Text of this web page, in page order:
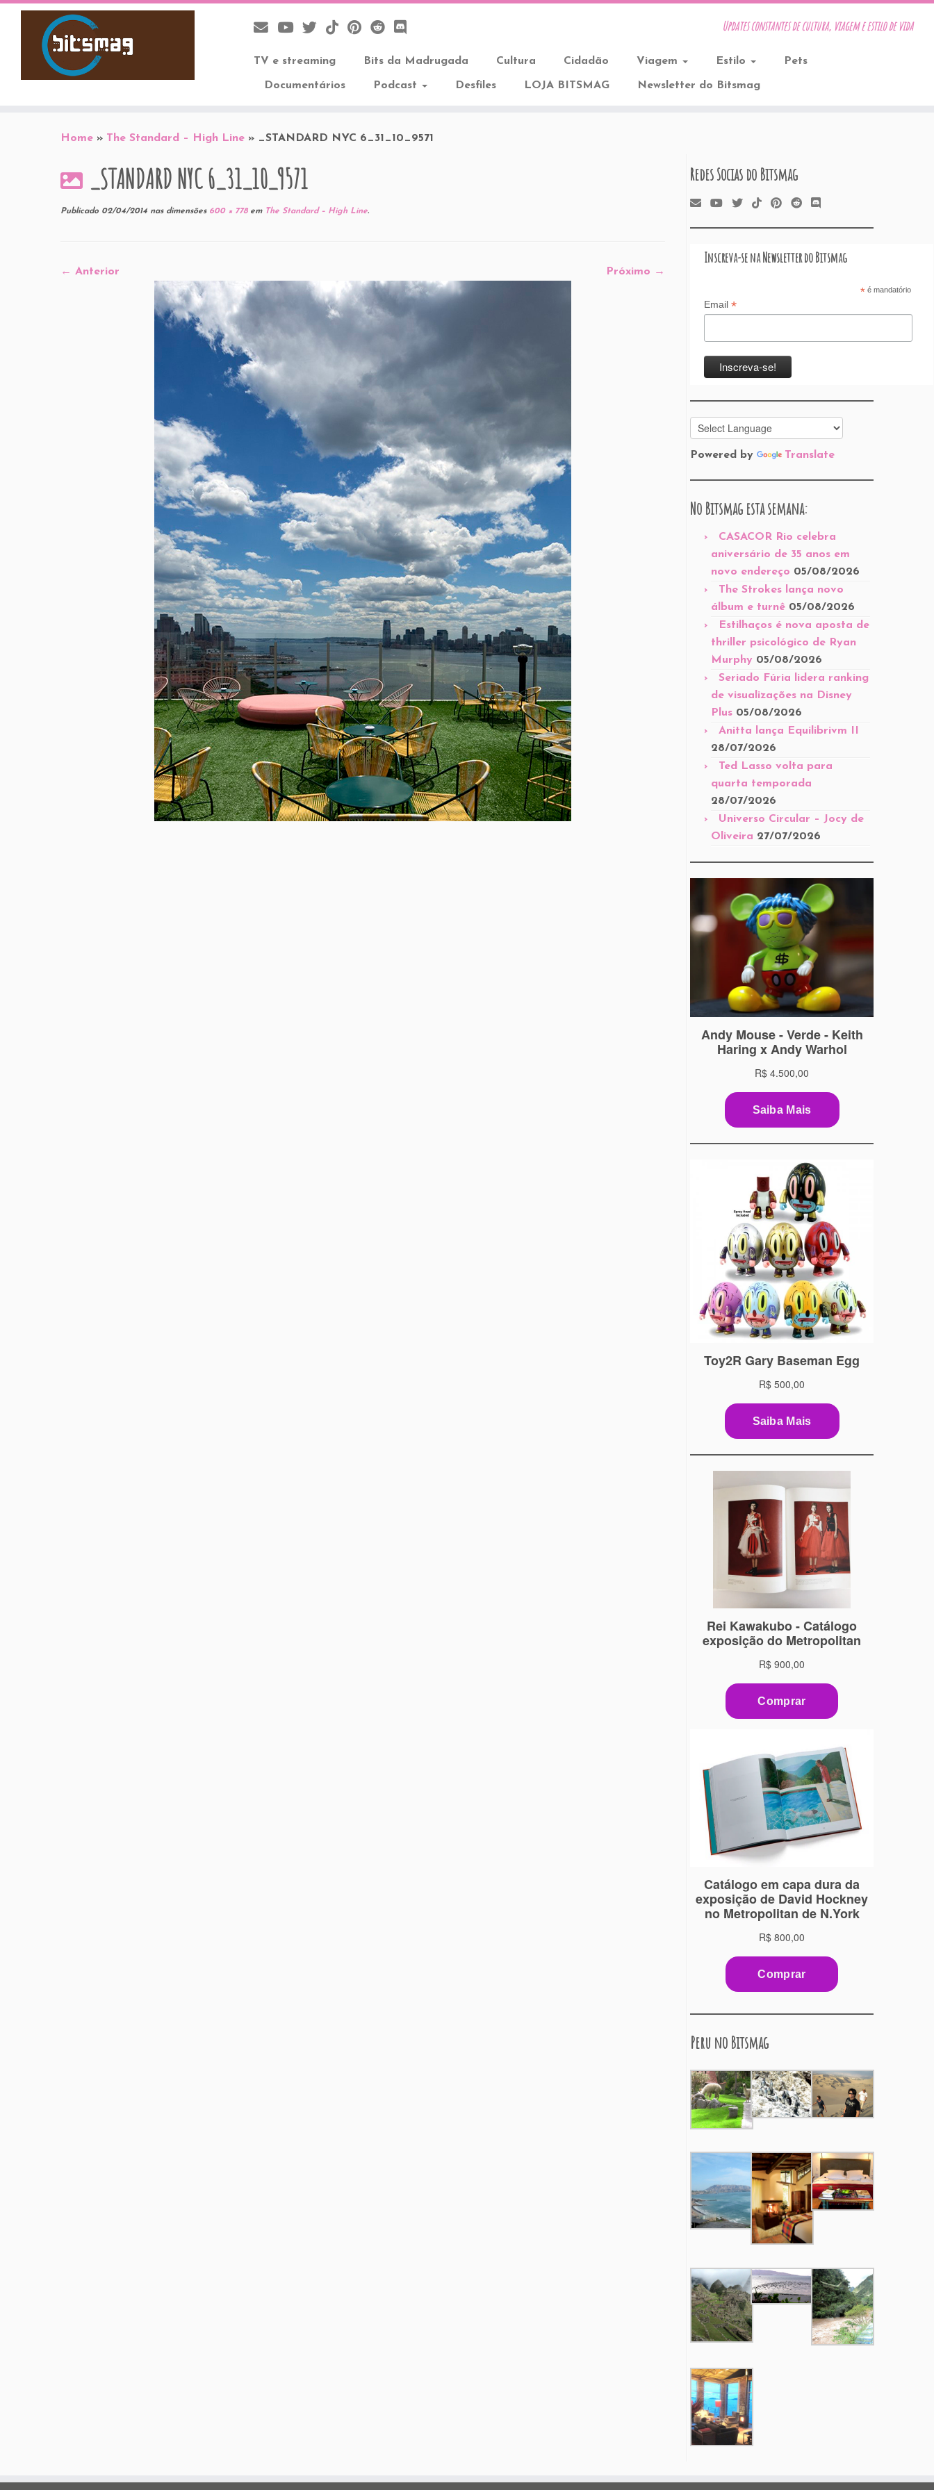
Updates constantes de cultura, viagem e estilo de vida
TV e streaming Bits da Madrugada Cultura Cidadão Viagem Estilo Pets
Documentários Podcast Desfiles LOJA BITSMAG Newsletter do Bitsmag
Home » The Standard – High Line » _STANDARD NYC 6_31_10_9571
_STANDARD NYC 6_31_10_9571
Publicado 02/04/2014 nas dimensões600 × 778emThe Standard – High Line.
← Anterior Próximo →
Redes Socias do Bitsmag
Inscreva-se na Newsletter do Bitsmag
*é mandatório
Email *
Powered by Translate
No Bitsmag esta semana:
CASACOR Rio celebra
aniversário de 35 anos em
novo endereço 05/08/2026
The Strokes lança novo
álbum e turnê 05/08/2026
Estilhaços é nova aposta de
thriller psicológico de Ryan
Murphy 05/08/2026
Seriado Fúria lidera ranking
de visualizações na Disney
Plus 05/08/2026
Anitta lança Equilibrivm II
28/07/2026
Ted Lasso volta para
quarta temporada
28/07/2026
Universo Circular – Jocy de
Oliveira 27/07/2026
Peru no Bitsmag